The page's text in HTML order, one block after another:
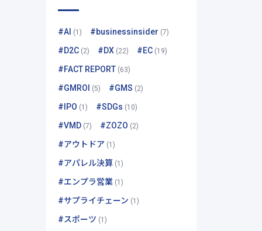
#AI (1) #businessinsider (7)
#D2C(2) #DX(22) #EC(19)
#FACT REPORT (63)
#GMROI (5) #GMS (2)
#IPO (1) #SDGs (10)
#VMD(7) #ZOZO (2)
#アウトドア (1)
#アパレル決算(1)
#エンプラ営業(1)
#サプライチェーン (1)
#スポーツ (1)